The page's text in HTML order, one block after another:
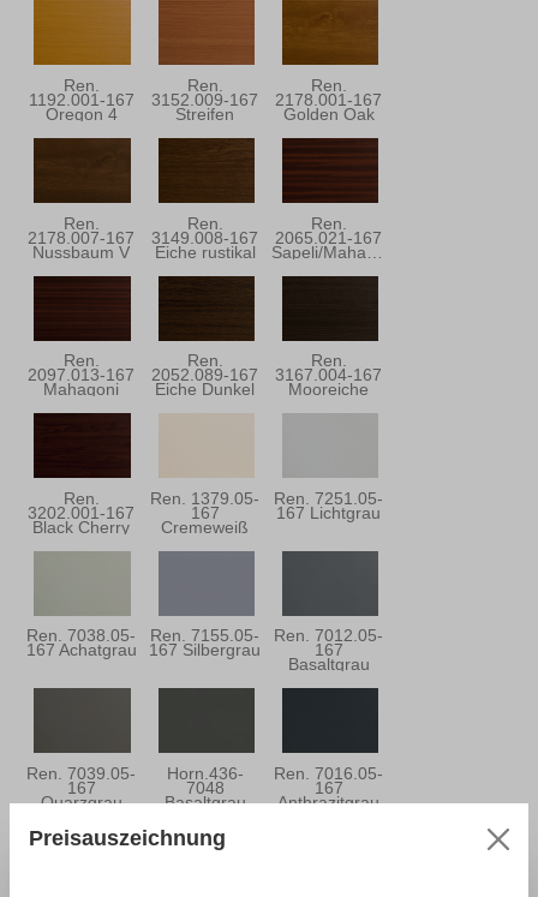
Ren.
1192.001-167
Oregon 4
Ren.
3152.009-167
Streifen
Ren.
2178.001-167
Golden Oak
Ren.
2178.007-167
Nussbaum V
Ren.
3149.008-167
Eiche rustikal
Ren.
2065.021-167
Ren.
2097.013-167
Mahagoni
Ren.
2052.089-167
Eiche Dunkel
Ren.
3167.004-167
Mooreiche
Ren.
3202.001-167
Black Cherry
Ren. 1379.05-
167
Cremeweiß
Ren. 7251.05-
167 Lichtgrau
Ren. 7038.05-
167 Achatgrau
Ren. 7155.05-
167 Silbergrau
Ren. 7012.05-
167
Basaltgrau
Ren. 7039.05-
167
Quarzgrau
Horn.436-
7048
Basaltgrau
Ren. 7016.05-
167
Anthrazitgrau
Preisauszeichnung